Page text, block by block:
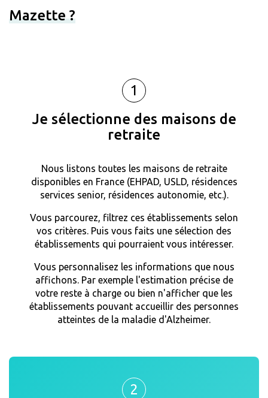
Mazette ?
1
Je sélectionne des maisons de
retraite
Nous listons toutes les maisons de retraite
disponibles en France (EHPAD, USLD, résidences
services senior, résidences autonomie, etc.).
Vous parcourez, filtrez ces établissements selon
vos critères. Puis vous faits une sélection des
établissements qui pourraient vous intéresser.
Vous personnalisez les informations que nous
affichons. Par exemple l'estimation précise de
votre reste à charge ou bien n'afficher que les
établissements pouvant accueillir des personnes
atteintes de la maladie d'Alzheimer.
2